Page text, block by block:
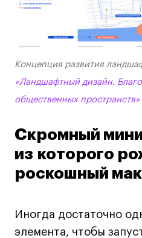
Концепция развития
«Ландшафтный дизайн.
общественных пространств»
Скромный
из которого
роскошный
Иногда достаточно
элемента, чтобы